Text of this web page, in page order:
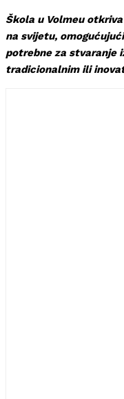
Škola u Volmeu
na svijetu,
potrebne za stvaranje
tradicionalnim ili